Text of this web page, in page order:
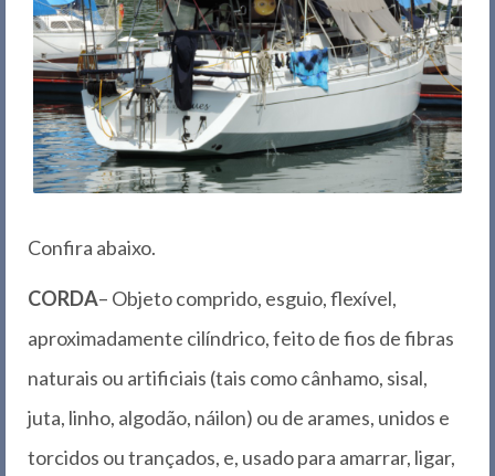
Confira abaixo.
CORDA– Objeto comprido, esguio, flexível,
aproximadamente cilíndrico, feito de fios de fibras
naturais ou artificiais (tais como cânhamo, sisal,
juta, linho, algodão, náilon) ou de arames, unidos e
torcidos ou trançados, e, usado para amarrar, ligar,